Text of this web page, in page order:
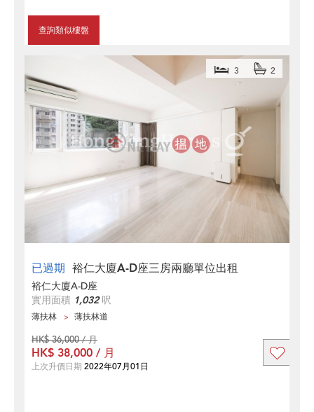
查詢類似樓盤
已過期 裕仁大廈A-D座三房兩廳單位出租
3 2
裕仁大廈A-D座
實用面積 1,032呎
薄扶林 薄扶林道
HK$ 36,000 / 月
HK$ 38,000 / 月
上次升價日期 2022年07月01日